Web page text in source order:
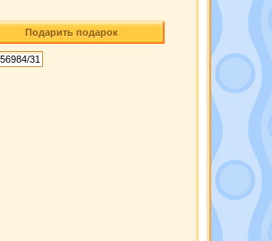
Подарить подарок